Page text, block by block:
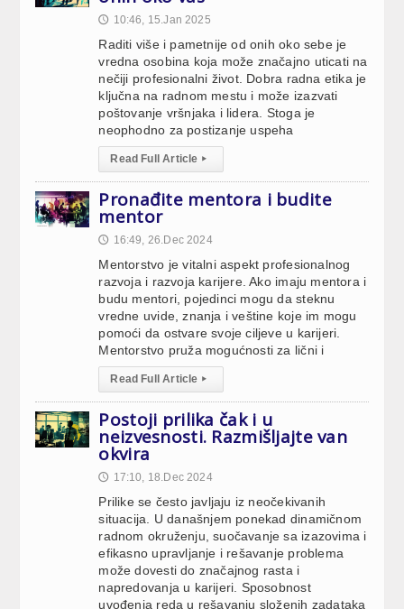
🕔 10:46, 15.Jan 2025
Raditi više i pametnije od onih oko sebe je
vredna osobina koja može značajno uticati na
nečiji profesionalni život. Dobra radna etika je
ključna na radnom mestu i može izazvati
poštovanje vršnjaka i lidera. Stoga je
neophodno za postizanje uspeha
Read Full Article ▸
Pronađite mentora i budite
mentor
🕔 16:49, 26.Dec 2024
Mentorstvo je vitalni aspekt profesionalnog
razvoja i razvoja karijere. Ako imaju mentora i
budu mentori, pojedinci mogu da steknu
vredne uvide, znanja i veštine koje im mogu
pomoći da ostvare svoje ciljeve u karijeri.
Mentorstvo pruža mogućnosti za lični i
Read Full Article ▸
Postoji prilika čak i u
neizvesnosti. Razmišljajte van
okvira
🕔 17:10, 18.Dec 2024
Prilike se često javljaju iz neočekivanih
situacija. U današnjem ponekad dinamičnom
radnom okruženju, suočavanje sa izazovima i
efikasno upravljanje i rešavanje problema
može dovesti do značajnog rasta i
napredovanja u karijeri. Sposobnost
uvođenja reda u rešavanju složenih zadataka